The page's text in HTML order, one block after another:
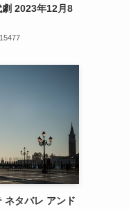
劇 2023年12月8
15477
ネタバレ アンド